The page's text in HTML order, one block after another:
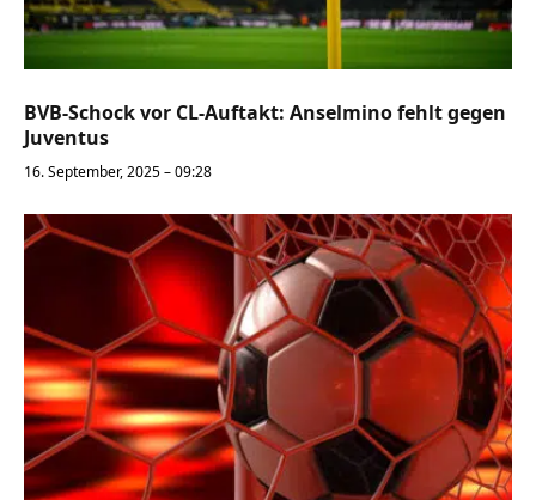
BVB-Schock vor CL-Auftakt: Anselmino fehlt gegen
Juventus
16. September, 2025 – 09:28